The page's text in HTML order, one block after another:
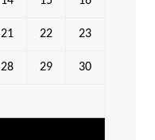
21 22 23
28 29 30